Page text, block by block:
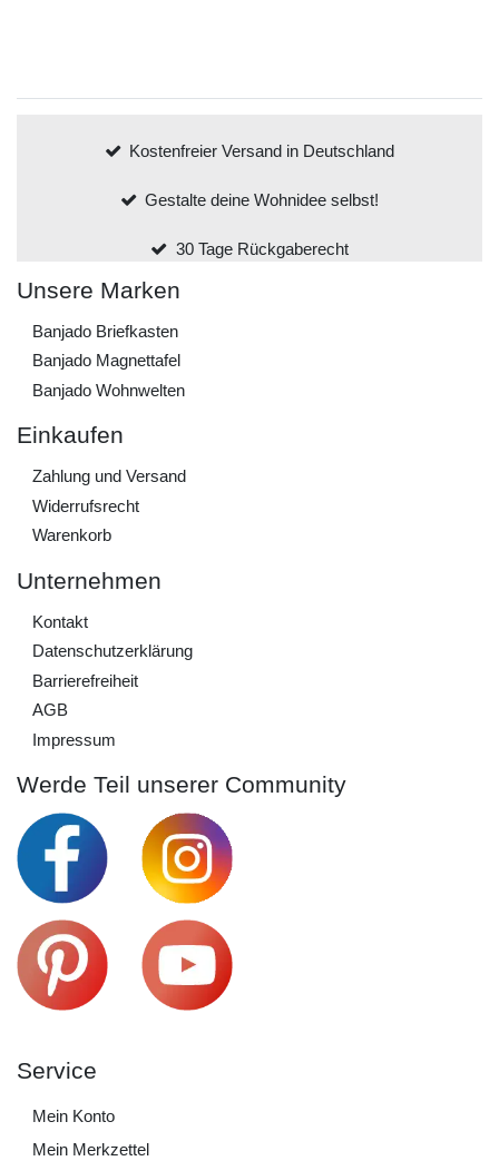
Kostenfreier Versand in Deutschland
Gestalte deine Wohnidee selbst!
30 Tage Rückgaberecht
Unsere Marken
Banjado Briefkasten
Banjado Magnettafel
Banjado Wohnwelten
Einkaufen
Zahlung und Versand
Widerrufs­recht
Warenkorb
Unternehmen
Kontakt
Daten­schutz­erklärung
Barrierefreiheit
AGB
Impressum
Werde Teil unserer Community
Service
Mein Konto
Mein Merkzettel